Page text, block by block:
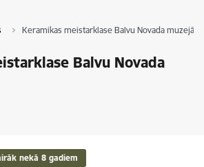
Keramikas meistarklase Balvu Novada muzejā
Balvu Novada
nekā 8 gadiem